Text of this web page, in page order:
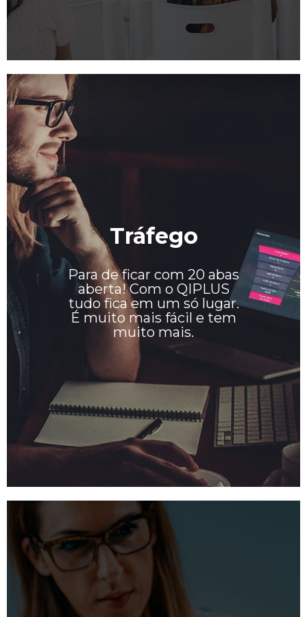
Tráfego
Para de ficar com 20 abas
aberta! Com o QIPLUS
tudo fica em um só lugar.
É muito mais fácil e tem
muito mais.